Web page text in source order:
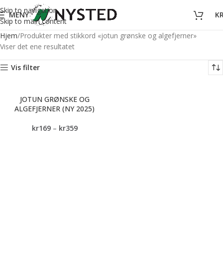
Skip to navigation
Skip to main content
MENY
Hjem Produkter med stikkord «jotun grønske og algefjerner»
Viser det ene resultatet
Vis filter
JOTUN GRØNSKE OG
ALGEFJERNER (NY 2025)
kr169 – kr359